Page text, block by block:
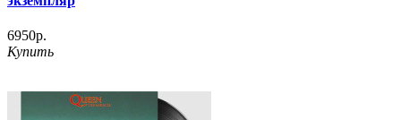
6950р.
Купить